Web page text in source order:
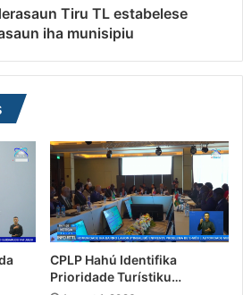
Tiru TL estabelese
iha munisipiu
CPLP Hahú Identifika
Prioridade Turístiku…